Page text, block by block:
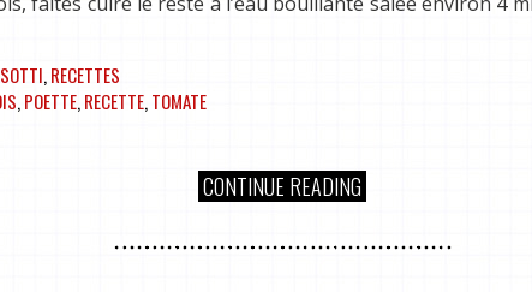
,RECETTES
,POETTE,RECETTE,TOMATE
CONTINUE READING